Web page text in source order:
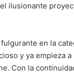
ilusionante
en la
y ya empieza
Con la